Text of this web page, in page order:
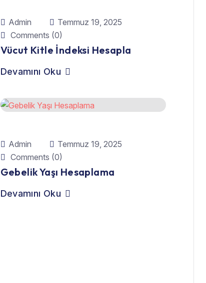
Admin
Temmuz 19, 2025
Comments (0)
Vücut Kitle İndeksi Hesapla
Devamını Oku
Admin
Temmuz 19, 2025
Comments (0)
Gebelik Yaşı Hesaplama
Devamını Oku